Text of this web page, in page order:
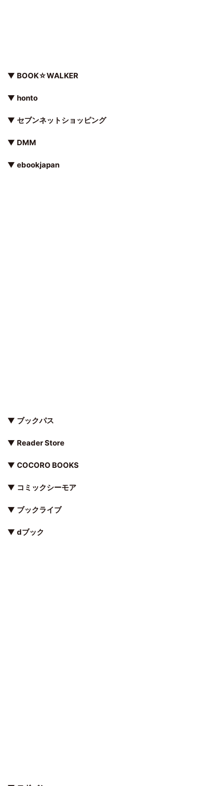
▼ BOOK☆WALKER
▼ honto
▼ セブンネットショッピング
▼ DMM
▼ ebookjapan
▼ ブックパス
▼ Reader Store
▼ COCORO BOOKS
▼ コミックシーモア
▼ ブックライブ
▼ dブック